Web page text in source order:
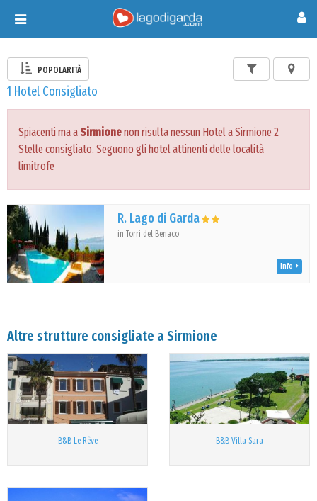
Toggle
navigation
POPOLARITÀ
1 Hotel Consigliato
Spiacenti ma aSirmionenon risulta nessun Hotel a Sirmione 2
Stelle consigliato. Seguono gli hotel attinenti delle località
limitrofe
R. Lago di Garda
in Torri del Benaco
Info
Altre strutture consigliate a Sirmione
B&B Le Rêve B&B Villa Sara